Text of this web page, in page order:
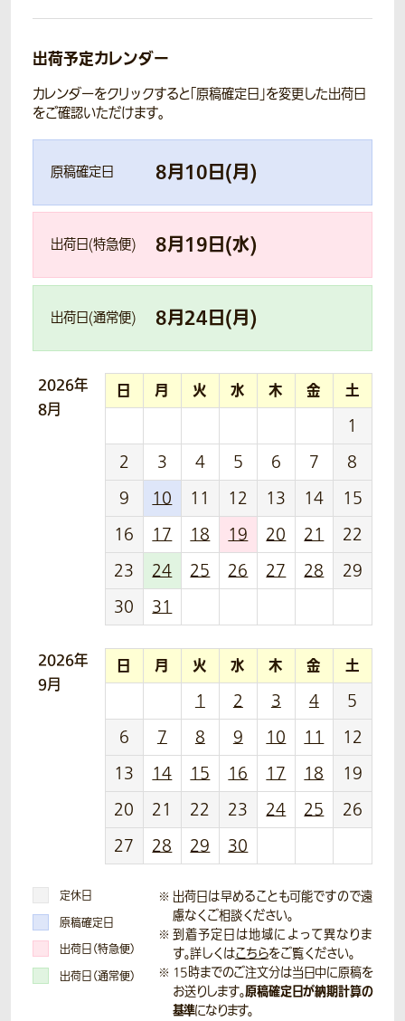
出荷予定カレンダー
カレンダーをクリックすると「原稿確定日」を変更した出荷日
をご確認いただけます。
原稿確定日 8月10日(月)
出荷日(特急便) 8月19日(水)
出荷日(通常便) 8月24日(月)
2026年
8月
日 月 火 水 木 金 土
1
2
3 4 5 6 7
8
9
10 11 12 13 14
15
16
17 18 19 20 21
22
23
24 25 26 27 28
29
30
31
2026年
9月
日 月 火 水 木 金 土
1 2 3 4
5
6
7 8 9 10 11
12
13
14 15 16 17 18
19
20
21 22 23 24 25
26
27
28 29 30
定休日
原稿確定日
出荷日（特急便）
出荷日（通常便）
出荷日は早めることも可能ですので遠
慮なくご相談ください。
到着予定日は地域によって異なりま
す。詳しくはこちらをご覧ください。
15時までのご注文分は当日中に原稿を
お送りします。原稿確定日が納期計算の
基準になります。